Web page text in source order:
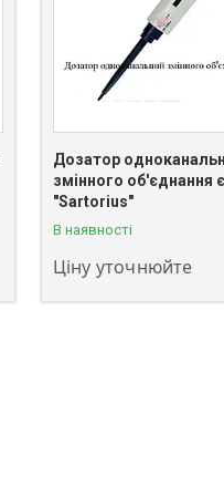
Дозатор
змінного об'єднання
"Sartorius"
В наявності
Ціну уточнюйте
+380 (63) 811-08-59